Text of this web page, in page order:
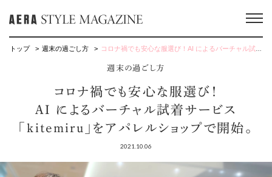
トップ 週末の過ごし方 コロナ禍でも安心な服選び！AI によるバーチャル試着サービス「kitemiru」をアパレルショップで開始。
週末の過ごし方
コロナ禍でも安心な服選び！
AI によるバーチャル試着サービス
「kitemiru」をアパレルショップで開始。
2021.10.06